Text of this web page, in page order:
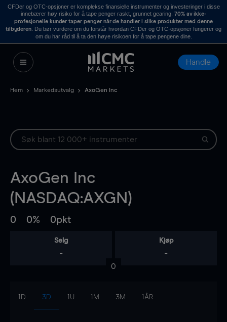
CFDer og OTC-opsjoner er komplekse finansielle instrumenter og investeringer i disse
innebærer høy risiko for å tape penger raskt, grunnet gearing. 70% av ikke-
profesjonelle kunder taper penger når de handler i slike produkter med denne
tilbyderen . Du bør vurdere om du forstår hvordan CFDer og OTC-opsjoner fungerer og
om du har råd til å ta den høye risikoen for å tape pengene dine.
Handle
Hem Markedsutvalg AxoGen Inc
AxoGen Inc
(NASDAQ:AXGN)
0 0% 0pkt
Selg
-
Kjøp
-
0
1D 3D 1U 1M 3M 1ÅR